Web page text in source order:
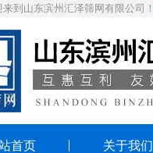
到山东滨州汇泽筛网有限公司！
首页 关于我们